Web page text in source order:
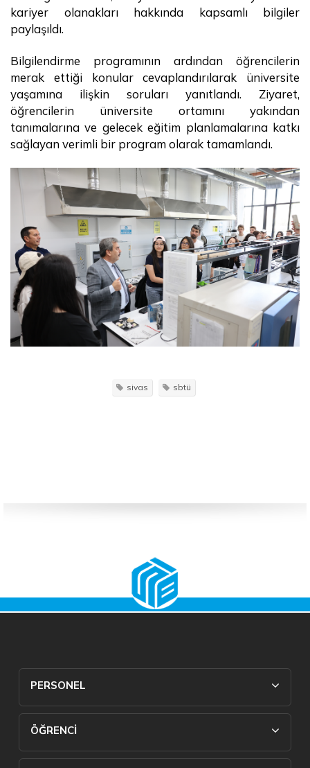
kariyer olanakları hakkında kapsamlı bilgiler
paylaşıldı.
Bilgilendirme programının ardından öğrencilerin
merak ettiği konular cevaplandırılarak üniversite
yaşamına ilişkin soruları yanıtlandı. Ziyaret,
öğrencilerin üniversite ortamını yakından
tanımalarına ve gelecek eğitim planlamalarına katkı
sağlayan verimli bir program olarak tamamlandı.
sivas sbtü
PERSONEL
ÖĞRENCİ